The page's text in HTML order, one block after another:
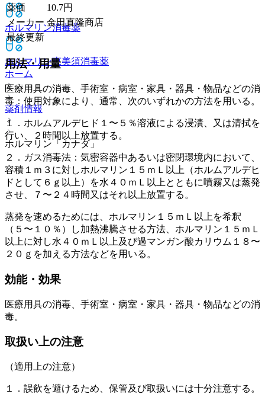
ホルマリン消毒薬
ホルマリン恵美須消毒薬
ホーム
薬剤情報
ホルマリン「カナダ」
薬価
10.7円
メーカー 金田直隆商店
最終更新
用法・用量
医療用具の消毒、手術室・病室・家具・器具・物品などの消
毒：使用対象により、通常、次のいずれかの方法を用いる。
１．ホルムアルデヒド１〜５％溶液による浸漬、又は清拭を
行い、２時間以上放置する。
２．ガス消毒法：気密容器中あるいは密閉環境内において、
容積１ｍ３に対しホルマリン１５ｍＬ以上（ホルムアルデヒ
ドとして６ｇ以上）を水４０ｍＬ以上とともに噴霧又は蒸発
させ、７〜２４時間又はそれ以上放置する。
蒸発を速めるためには、ホルマリン１５ｍＬ以上を希釈
（５〜１０％）し加熱沸騰させる方法、ホルマリン１５ｍＬ
以上に対し水４０ｍＬ以上及び過マンガン酸カリウム１８〜
２０ｇを加える方法などを用いる。
効能・効果
医療用具の消毒、手術室・病室・家具・器具・物品などの消
毒。
取扱い上の注意
（適用上の注意）
１．誤飲を避けるため、保管及び取扱いには十分注意する。